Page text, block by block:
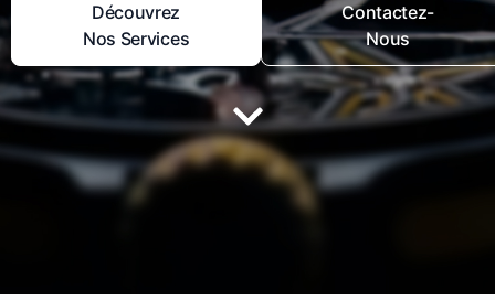
Découvrez
Nos Services
Contactez-
Nous